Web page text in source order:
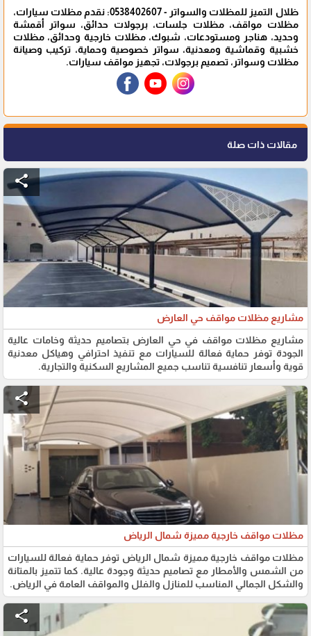
ظلال التميز للمظلات والسواتر - 0538402607: نقدم مظلات سيارات،
مظلات مواقف، مظلات جلسات، برجولات حدائق، سواتر أقمشة
وحديد، هناجر ومستودعات، شبوك، مظلات خارجية وحدائق، مظلات
خشبية وقماشية ومعدنية، سواتر خصوصية وحماية، تركيب وصيانة
مظلات وسواتر، تصميم برجولات، تجهيز مواقف سيارات.
مقالات ذات صلة
share
مشاريع مظلات مواقف حي العارض
مشاريع مظلات مواقف في حي العارض بتصاميم حديثة وخامات عالية
الجودة توفر حماية فعالة للسيارات مع تنفيذ احترافي وهياكل معدنية
قوية وأسعار تنافسية تناسب جميع المشاريع السكنية والتجارية.
share
مظلات مواقف خارجية مميزة شمال الرياض
مظلات مواقف خارجية مميزة شمال الرياض توفر حماية فعالة للسيارات
من الشمس والأمطار مع تصاميم حديثة وجودة عالية. كما تتميز بالمتانة
والشكل الجمالي المناسب للمنازل والفلل والمواقف العامة في الرياض.
share